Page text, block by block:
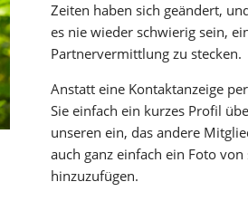
Zeiten haben sich geändert,
es nie wieder schwierig sein,
Partnervermittlung zu stecken.
Anstatt eine Kontaktanzeige
Sie einfach ein kurzes Profil
unseren ein, das andere
auch ganz einfach ein Foto
hinzuzufügen.